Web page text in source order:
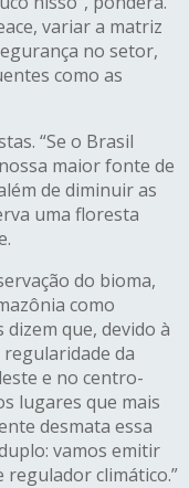
variar a matriz
no setor,
como as
“Se o Brasil
maior fonte de
de diminuir as
uma floresta
do bioma,
como
que, devido à
regularidade da
e no centro-
lugares que mais
desmata essa
vamos emitir
climático.”